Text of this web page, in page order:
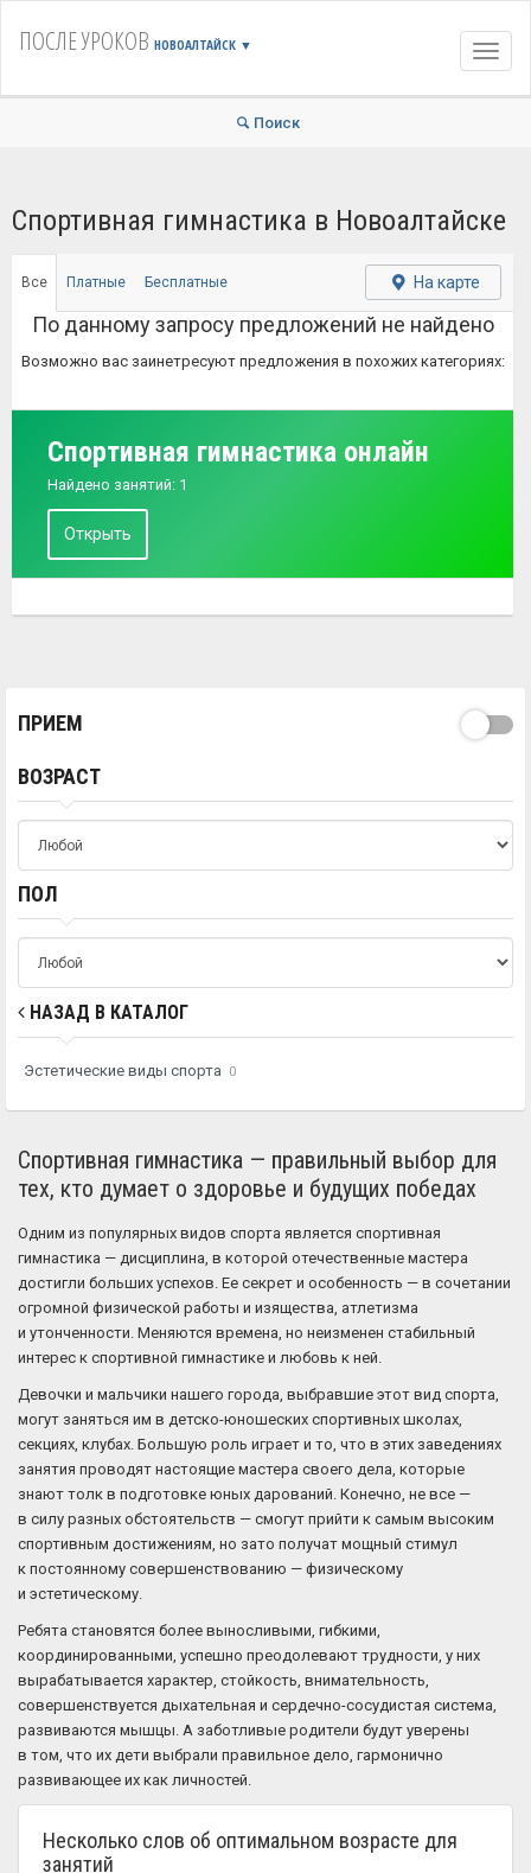
ПОСЛЕ УРОКОВ НОВОАЛТАЙСК ▼
Поиск
Спортивная гимнастика в Новоалтайске
Все Платные Бесплатные На карте
По данному запросу предложений не найдено
Возможно вас заинетресуют предложения в похожих категориях:
Спортивная гимнастика онлайн
Найдено занятий: 1
Открыть
ПРИЕМ
ВОЗРАСТ
ПОЛ
НАЗАД В КАТАЛОГ
Эстетические виды спорта 0
Спортивная гимнастика — правильный выбор для
тех, кто думает о здоровье и будущих победах
Одним из популярных видов спорта является спортивная
гимнастика — дисциплина, в которой отечественные мастера
достигли больших успехов. Ее секрет и особенность — в сочетании
огромной физической работы и изящества, атлетизма
и утонченности. Меняются времена, но неизменен стабильный
интерес к спортивной гимнастике и любовь к ней.
Девочки и мальчики нашего города, выбравшие этот вид спорта,
могут заняться им в детско-юношеских спортивных школах,
секциях, клубах. Большую роль играет и то, что в этих заведениях
занятия проводят настоящие мастера своего дела, которые
знают толк в подготовке юных дарований. Конечно, не все —
в силу разных обстоятельств — смогут прийти к самым высоким
спортивным достижениям, но зато получат мощный стимул
к постоянному совершенствованию — физическому
и эстетическому.
Ребята становятся более выносливыми, гибкими,
координированными, успешно преодолевают трудности, у них
вырабатывается характер, стойкость, внимательность,
совершенствуется дыхательная и сердечно-сосудистая система,
развиваются мышцы. А заботливые родители будут уверены
в том, что их дети выбрали правильное дело, гармонично
развивающее их как личностей.
Несколько слов об оптимальном возрасте для
занятий